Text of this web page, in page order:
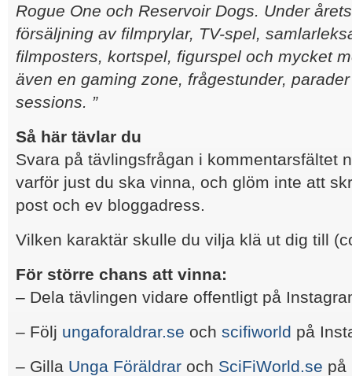
Rogue One och Reservoir Dogs. Under
försäljning av filmprylar, TV-spel,
filmposters, kortspel, figurspel och mycket
även en gaming zone, frågestunder,
sessions. ”
Så här tävlar du
Svara på tävlingsfrågan i kommentarsfältet
varför just du ska vinna, och glöm inte att
post och ev bloggadress.
Vilken karaktär skulle du vilja klä ut dig till
För större chans att vinna:
– Dela tävlingen vidare offentligt på
– Följ ungaforaldrar.se och scifiworld på
– Gilla Unga Föräldrar och SciFiWorld.se på